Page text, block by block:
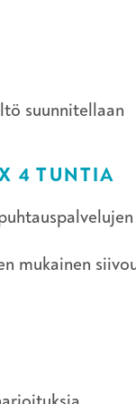
suunnitellaan
4 TUNTIA
mukainen